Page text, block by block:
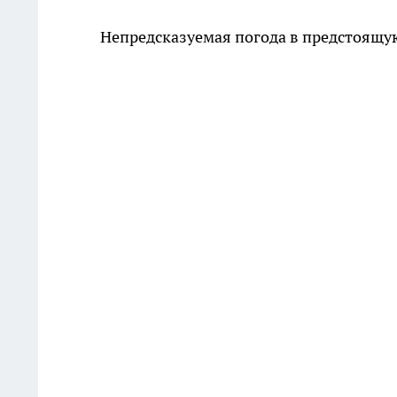
Непредсказуемая погода в